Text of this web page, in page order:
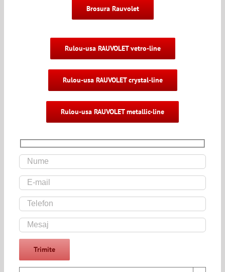
Brosura Rauvolet
Rulou-usa RAUVOLET vetro-line
Rulou-usa RAUVOLET crystal-line
Rulou-usa RAUVOLET metallic-line